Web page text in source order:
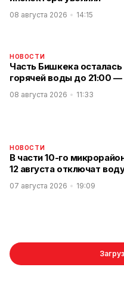
08 августа 2026 14:15
НОВОСТИ
Часть Бишкека осталась
горячей воды до 21:00
08 августа 2026 11:33
НОВОСТИ
В части 10-го
12 августа отключат
07 августа 2026 19:09